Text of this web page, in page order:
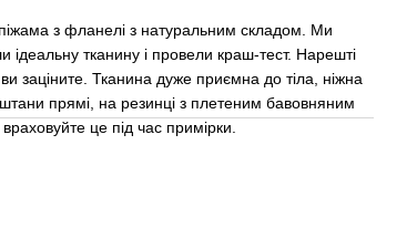
з фланелі з натуральним складом. Ми
тканину і провели краш-тест. Нарешті
заціните. Тканина дуже приємна до тіла, ніжна
прямі, на резинці з плетеним бавовняним
це під час примірки.